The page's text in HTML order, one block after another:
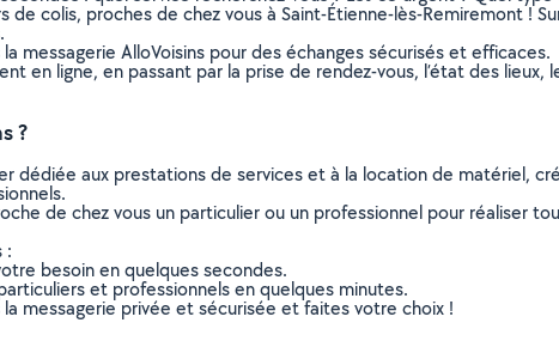
de colis, proches de chez vous à Saint-Étienne-lès-Remiremont !
messagerie AlloVoisins pour des échanges sécurisés et efficaces.
en ligne, en passant par la prise de rendez-vous, l’état des
?
dédiée aux prestations de services et à la location de matériel,
de chez vous un particulier ou un professionnel pour réaliser
:
besoin en quelques secondes.
et professionnels en quelques minutes.
messagerie privée et sécurisée et faites votre choix !